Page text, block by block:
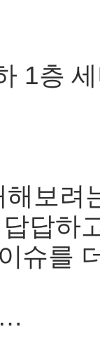
1층
해보려
답하
슈를